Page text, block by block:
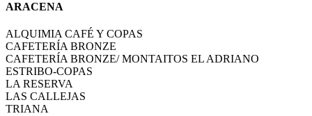
ARACENA
ALQUIMIA CAFÉ Y COPAS
CAFETERÍA BRONZE
CAFETERÍA BRONZE/ MONTAITOS EL ADRIANO
ESTRIBO-COPAS
LA RESERVA
LAS CALLEJAS
TRIANA